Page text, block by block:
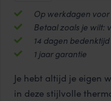
400
ml
aantal
Op werkdagen voor
Betaal zoals je wilt:
14 dagen bedenktijd
1 jaar garantie
Je hebt altijd je eigen
in deze stijlvolle